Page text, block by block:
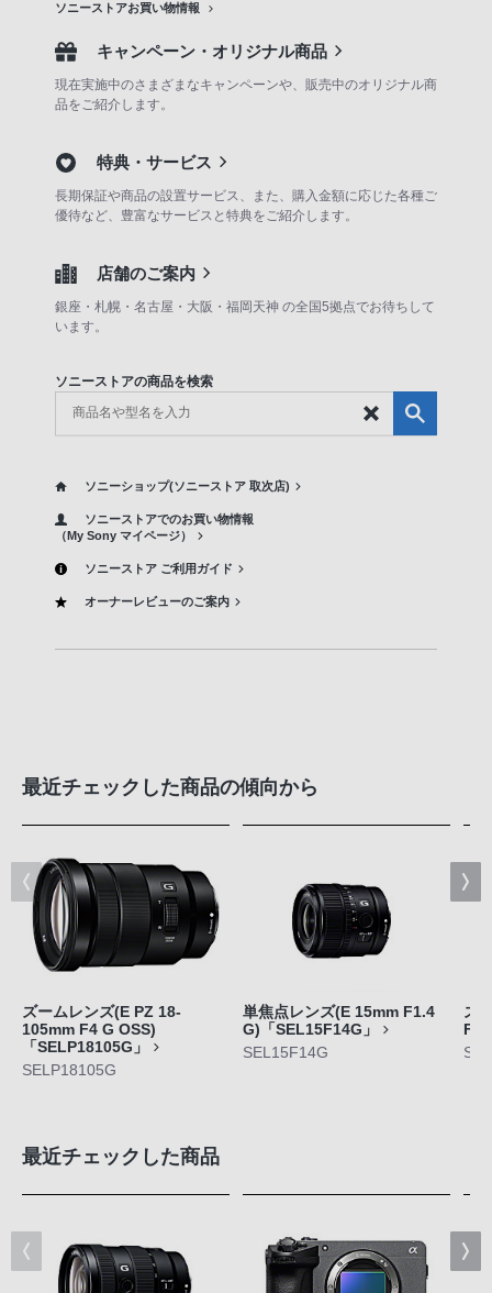
ソニーストアお買い物情報
キャンペーン・オリジナル商品
現在実施中のさまざまなキャンペーンや、販売中のオリジナル商
品をご紹介します。
特典・サービス
長期保証や商品の設置サービス、また、購入金額に応じた各種ご
優待など、豊富なサービスと特典をご紹介します。
店舗のご案内
銀座・札幌・名古屋・大阪・福岡天神 の全国5拠点でお待ちして
います。
ソニーストアの商品を検索
ソニーショップ(ソニーストア 取次店)
ソニーストアでのお買い物情報
（My Sony マイページ）
ソニーストア ご利用ガイド
オーナーレビューのご案内
最近チェックした商品の傾向から
ズームレンズ(E PZ 18-
105mm F4 G OSS)
「SELP18105G」
SELP18105G
単焦点レンズ(E 15mm F1.4
G)「SEL15F14G」
SEL15F14G
ズ
F4
最近チェックした商品